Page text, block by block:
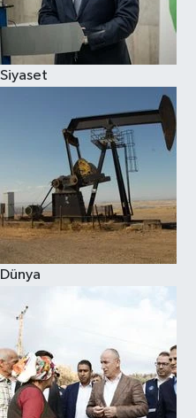
Siyaset
Dünya
Spor
Çocuk
Eğitim
Hava Durumu
Kadın
Kültür Sanat
Sağlık